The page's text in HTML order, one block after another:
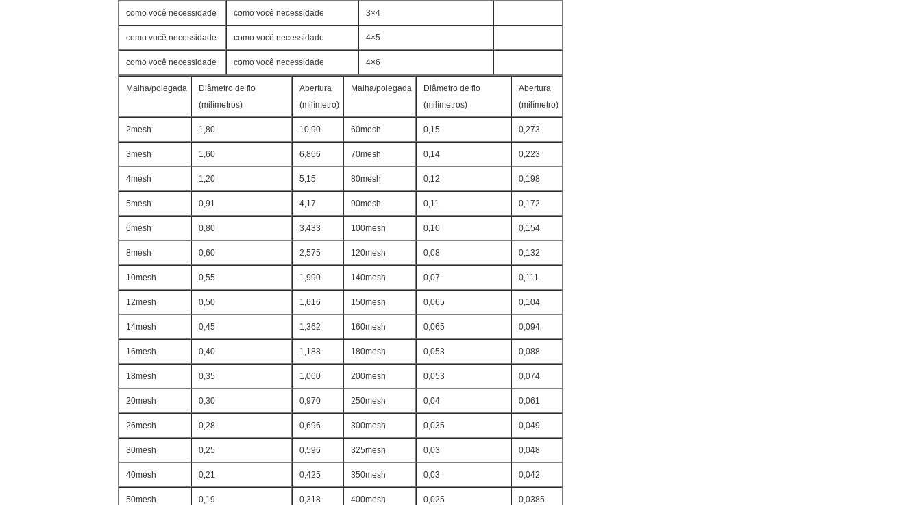
Deixe um recado
Ligaremos para você em breve!
Submeter
como você necessidade como você necessidade 3×4
como você necessidade como você necessidade 4×5
como você necessidade como você necessidade 4×6
Malha/polegada
Diâmetro de fio
(milímetros)
Abertura
(milímetro)
Malha/polegada
Diâmetro de fio
(milímetros)
Abertura
(milímetro)
2mesh 1,80 10,90 60mesh 0,15 0,273
3mesh 1,60 6,866 70mesh 0,14 0,223
4mesh 1,20 5,15 80mesh 0,12 0,198
5mesh 0,91 4,17 90mesh 0,11 0,172
6mesh 0,80 3,433 100mesh 0,10 0,154
8mesh 0,60 2,575 120mesh 0,08 0,132
10mesh 0,55 1,990 140mesh 0,07 0,111
12mesh 0,50 1,616 150mesh 0,065 0,104
14mesh 0,45 1,362 160mesh 0,065 0,094
16mesh 0,40 1,188 180mesh 0,053 0,088
18mesh 0,35 1,060 200mesh 0,053 0,074
20mesh 0,30 0,970 250mesh 0,04 0,061
26mesh 0,28 0,696 300mesh 0,035 0,049
30mesh 0,25 0,596 325mesh 0,03 0,048
40mesh 0,21 0,425 350mesh 0,03 0,042
50mesh 0,19 0,318 400mesh 0,025 0,0385